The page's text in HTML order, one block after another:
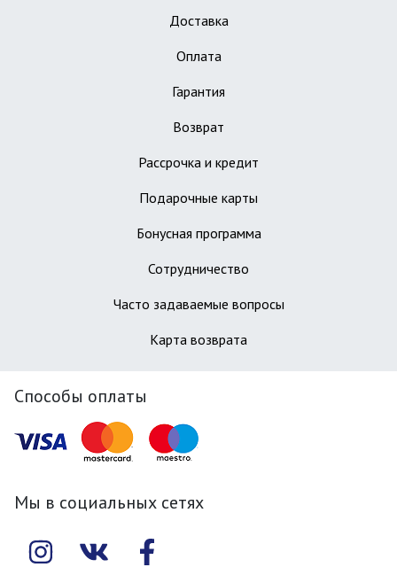
Доставка
Оплата
Гарантия
Возврат
Рассрочка и кредит
Подарочные карты
Бонусная программа
Сотрудничество
Часто задаваемые вопросы
Карта возврата
Способы оплаты
Мы в социальных сетях